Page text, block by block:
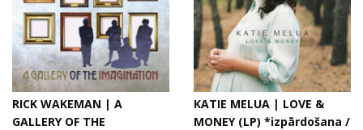
RICK WAKEMAN | A
GALLERY OF THE
KATIE MELUA | LOVE &
MONEY (LP) *izpārdošana /